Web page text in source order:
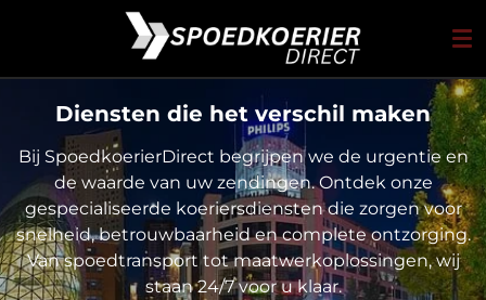
naar
hoofdinhoud
Diensten die het verschil maken
Bij SpoedkoerierDirect begrijpen we de urgentie en
de waarde van uw zendingen. Ontdek onze
gespecialiseerde koeriersdiensten die zorgen voor
snelheid, betrouwbaarheid en complete ontzorging.
Van spoedtransport tot maatwerkoplossingen, wij
staan 24/7 voor u klaar.